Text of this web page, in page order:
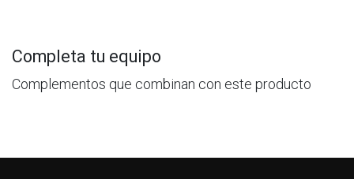
Completa tu equipo
Complementos que combinan con este producto